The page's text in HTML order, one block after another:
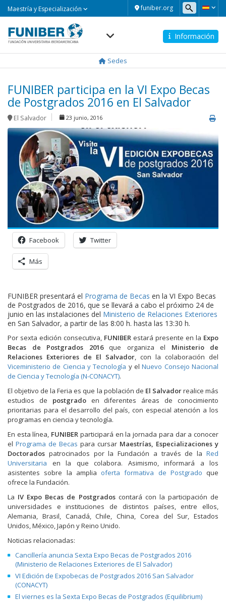
funiber.org
Maestría y Especialización
Información
Sedes
FUNIBER participa en la VI Expo Becas
de Postgrados 2016 en El Salvador
El Salvador 23 junio, 2016
Facebook Twitter
Más
FUNIBER presentará el Programa de Becas en la VI Expo Becas
de Postgrados de 2016, que se llevará a cabo el próximo 24 de
junio en las instalaciones del Ministerio de Relaciones Exteriores
en San Salvador, a partir de las 8:00 h. hasta las 13:30 h.
Por sexta edición consecutiva, FUNIBER estará presente en la Expo
Becas de Postgrados 2016que organiza el Ministerio de
Relaciones Exteriores de El Salvador, con la colaboración del
Viceministerio de Ciencia y Tecnología y elNuevo Consejo Nacional
de Ciencia y Tecnología (N-CONACYT).
El objetivo de la Feria es que la población de El Salvadorrealice más
estudios de postgradoen diferentes áreas de conocimiento
prioritarias para el desarrollo del país, con especial atención a los
programas en ciencia y tecnología.
En esta línea, FUNIBER participará en la jornada para dar a conocer
el Programa de Becas para cursar Maestrías, Especializaciones y
Doctorados patrocinados por la Fundación a través de la Red
Universitaria en la que colabora. Asimismo, informará a los
asistentes sobre la amplia oferta formativa de Postgrado que
ofrece la Fundación.
La IV Expo Becas de Postgradoscontará con la participación de
universidades e instituciones de distintos países, entre ellos,
Alemania, Brasil, Canadá, Chile, China, Corea del Sur, Estados
Unidos, México, Japón y Reino Unido.
Noticias relacionadas:
Cancillería anuncia Sexta Expo Becas de Postgrados 2016
(Ministerio de Relaciones Exteriores de El Salvador)
VI Edición de Expobecas de Postgrados 2016 San Salvador
(CONACYT)
El viernes es la Sexta Expo Becas de Postgrados (Equilibrium)